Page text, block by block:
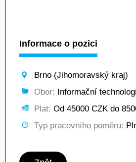
Informace o pozici
Brno (Jihomoravský kraj)
Obor: Informační
Plat: Od 45000 CZK do
Typ pracovního poměru: